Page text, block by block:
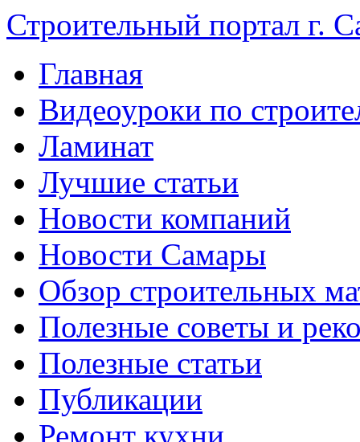
Строительный портал г.
Главная
Видеоуроки по
Ламинат
Лучшие статьи
Новости компаний
Новости Самары
Обзор строительных
Полезные советы и
Полезные статьи
Публикации